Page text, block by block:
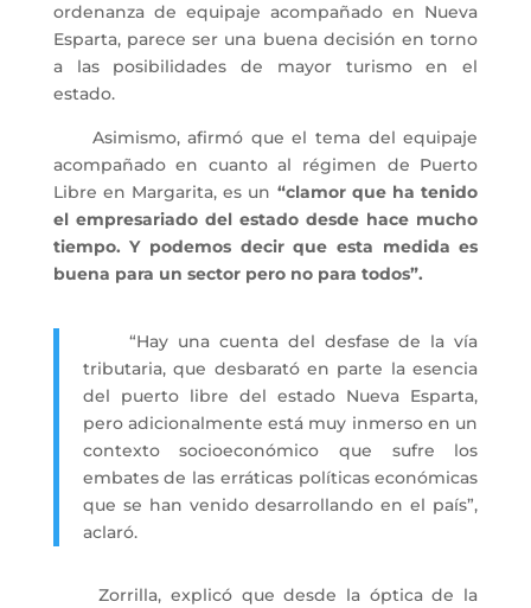
ordenanza de equipaje acompañado en Nueva
Esparta, parece ser una buena decisión en torno
a las posibilidades de mayor turismo en el
estado.
Asimismo, afirmó que el tema del equipaje
acompañado en cuanto al régimen de Puerto
Libre en Margarita, es un “clamor que ha tenido
el empresariado del estado desde hace mucho
tiempo. Y podemos decir que esta medida es
buena para un sector pero no para todos”.
“Hay una cuenta del desfase de la vía
tributaria, que desbarató en parte la esencia
del puerto libre del estado Nueva Esparta,
pero adicionalmente está muy inmerso en un
contexto socioeconómico que sufre los
embates de las erráticas políticas económicas
que se han venido desarrollando en el país”,
aclaró.
Zorrilla, explicó que desde la óptica de la